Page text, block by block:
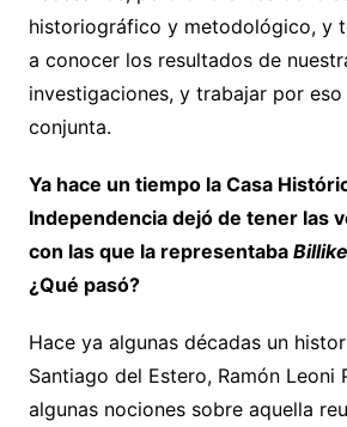
historiográfico y metodológico, y
a conocer los resultados de
investigaciones, y trabajar por eso
conjunta.
Ya hace un tiempo la Casa
Independencia dejó de tener las
con las que la representaba
¿Qué pasó?
Hace ya algunas décadas un
Santiago del Estero, Ramón Leoni
algunas nociones sobre aquella